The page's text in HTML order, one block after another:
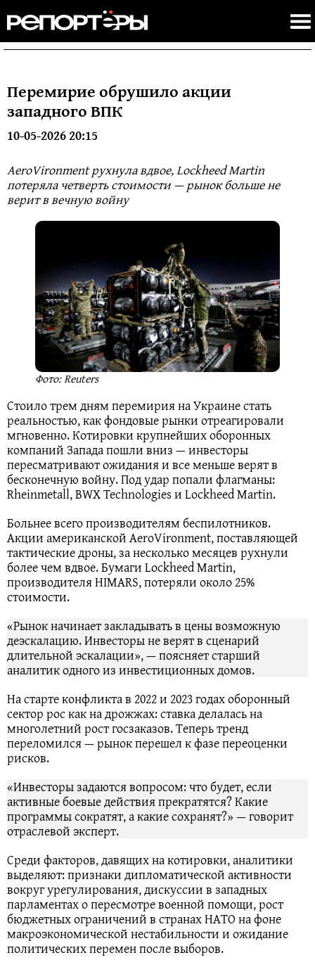
Перемирие обрушило акции
западного ВПК
10-05-2026 20:15
AeroVironment рухнула вдвое, Lockheed Martin
потеряла четверть стоимости — рынок больше не
верит в вечную войну
Фото: Reuters
Стоило трем дням перемирия на Украине стать
реальностью, как фондовые рынки отреагировали
мгновенно. Котировки крупнейших оборонных
компаний Запада пошли вниз — инвесторы
пересматривают ожидания и все меньше верят в
бесконечную войну. Под удар попали флагманы:
Rheinmetall, BWX Technologies и Lockheed Martin.
Больнее всего производителям беспилотников.
Акции американской AeroVironment, поставляющей
тактические дроны, за несколько месяцев рухнули
более чем вдвое. Бумаги Lockheed Martin,
производителя HIMARS, потеряли около 25%
стоимости.
«Рынок начинает закладывать в цены возможную
деэскалацию. Инвесторы не верят в сценарий
длительной эскалации», — поясняет старший
аналитик одного из инвестиционных домов.
На старте конфликта в 2022 и 2023 годах оборонный
сектор рос как на дрожжах: ставка делалась на
многолетний рост госзаказов. Теперь тренд
переломился — рынок перешел к фазе переоценки
рисков.
«Инвесторы задаются вопросом: что будет, если
активные боевые действия прекратятся? Какие
программы сократят, а какие сохранят?» — говорит
отраслевой эксперт.
Среди факторов, давящих на котировки, аналитики
выделяют: признаки дипломатической активности
вокруг урегулирования, дискуссии в западных
парламентах о пересмотре военной помощи, рост
бюджетных ограничений в странах НАТО на фоне
макроэкономической нестабильности и ожидание
политических перемен после выборов.